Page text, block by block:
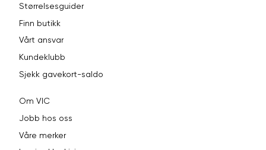
Størrelsesguider
Finn butikk
Vårt ansvar
Kundeklubb
Sjekk gavekort-saldo
Om VIC
Jobb hos oss
Våre merker